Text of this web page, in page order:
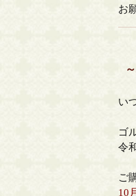
お
い
ゴ
令
ご
10